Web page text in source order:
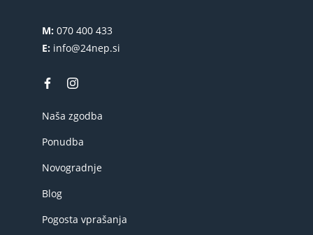
M: 070 400 433
E: info@24nep.si
Naša zgodba
Ponudba
Novogradnje
Blog
Pogosta vprašanja